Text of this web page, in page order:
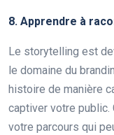
8. Apprendre à
Le storytelling est
le domaine du
histoire de manière
captiver votre
votre parcours qui